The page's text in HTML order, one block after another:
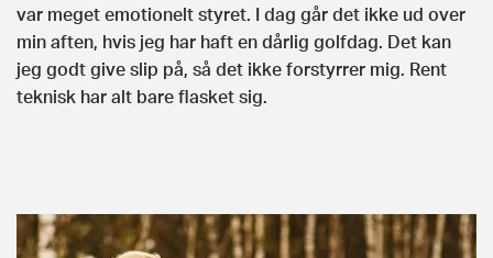
var meget emotionelt styret. I dag går det ikke ud over
min aften, hvis jeg har haft en dårlig golfdag. Det kan
jeg godt give slip på, så det ikke forstyrrer mig. Rent
teknisk har alt bare flasket sig.